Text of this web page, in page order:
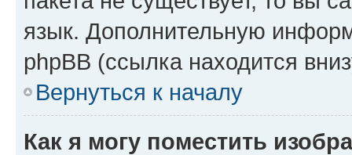
язык. Дополнительную
phpBB (ссылка находится
Вернуться к началу
Как я могу поместить